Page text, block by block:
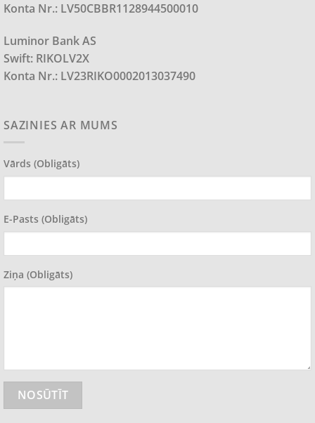
Konta Nr.: LV50CBBR1128944500010
Luminor Bank AS
Swift: RIKOLV2X
Konta Nr.: LV23RIKO0002013037490
SAZINIES AR MUMS
Vārds (obligāts)
E-Pasts (obligāts)
Ziņa (obligāts)